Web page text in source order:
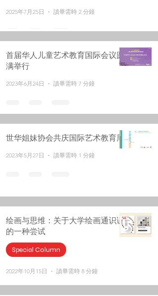
2025年7月25日 讀畢需時 2 分鐘
首届华人儿童艺术教育国际会议圆
满举行
2023年6月24日 讀畢需時 7 分鐘
世华姐妹协会共庆国际艺术教育周
2023年5月27日 讀畢需時 1 分鐘
绘画与思维：关于大学绘画通识课
的一种尝试
Special Column
2022年10月15日 讀畢需時 8 分鐘